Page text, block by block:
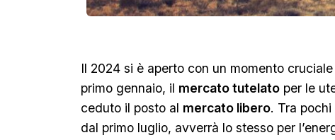
Il 2024 si è aperto con un momento
primo gennaio, il mercato tutelato per le
ceduto il posto al mercato libero. Tra
dal primo luglio, avverrà lo stesso per